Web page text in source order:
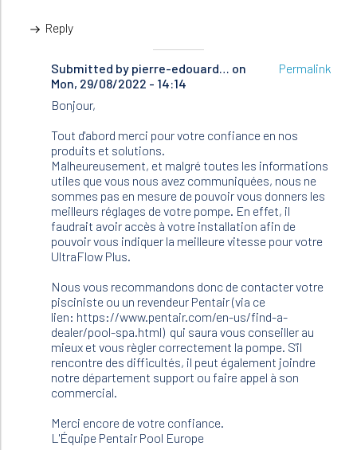
Reply
Submitted by pierre-edouard… on
Mon, 29/08/2022 - 14:14
In
reply
to
Bonjour,
nous
avons
60m3…
by
Bertrand
(not
verified)
Permalink
Bonjour,
Tout d'abord merci pour votre confiance en nos
produits et solutions.
Malheureusement, et malgré toutes les informations
utiles que vous nous avez communiquées, nous ne
sommes pas en mesure de pouvoir vous donners les
meilleurs réglages de votre pompe. En effet, il
faudrait avoir accès à votre installation afin de
pouvoir vous indiquer la meilleure vitesse pour votre
UltraFlow Plus.
Nous vous recommandons donc de contacter votre
pisciniste ou un revendeur Pentair (via ce
lien: https://www.pentair.com/en-us/find-a-
dealer/pool-spa.html) qui saura vous conseiller au
mieux et vous règler correctement la pompe. S'il
rencontre des difficultés, il peut également joindre
notre département support ou faire appel à son
commercial.
Merci encore de votre confiance.
L'Équipe Pentair Pool Europe